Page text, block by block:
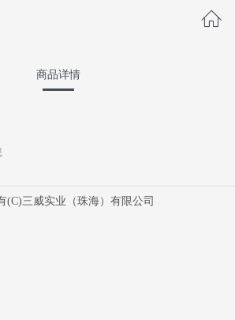
商品详情
(C)三威实业（珠海）有限公司